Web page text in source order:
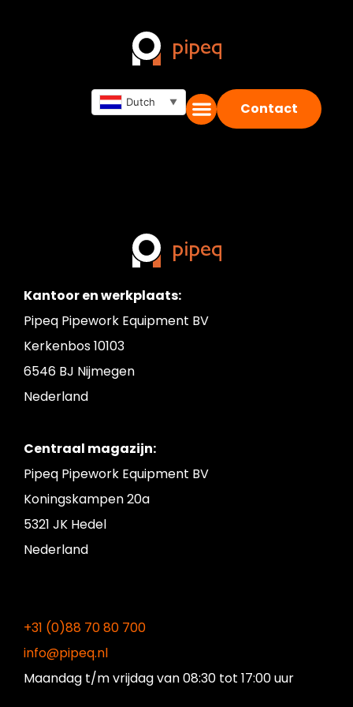
Contact
Dutch ▼
zuurstofmonitor
Kantoor en werkplaats:
Pipeq Pipework Equipment BV
Kerkenbos 10103
6546 BJ Nijmegen
Nederland
Centraal magazijn:
Pipeq Pipework Equipment BV
Koningskampen 20a
5321 JK Hedel
Nederland
+31 (0)88 70 80 700
info@pipeq.nl
Maandag t/m vrijdagvan 08:30 tot 17:00 uur